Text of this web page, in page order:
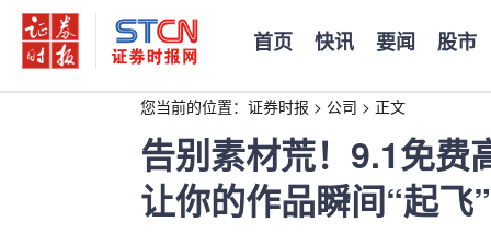
首页 快讯 要闻 股市
您当前的位置： 证券时报 > 公司 > 正文
告别素材荒！9.1免费
让你的作品瞬间“起飞”